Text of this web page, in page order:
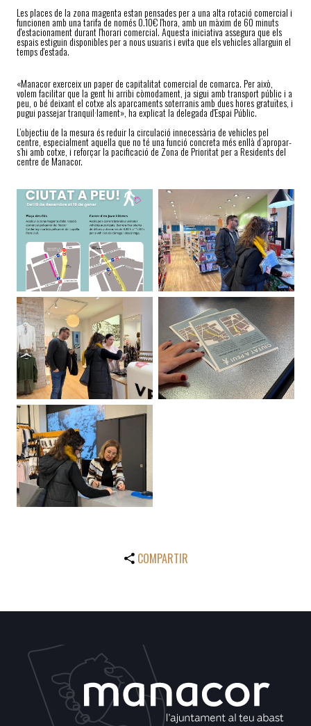
Les places de la zona magenta estan pensades per a una alta rotació comercial i
funcionen amb una tarifa de només 0.10€ l'hora, amb un màxim de 60 minuts
d'estacionament durant l'horari comercial. Aquesta iniciativa assegura que els
espais estiguin disponibles per a nous usuaris i evita que els vehicles allarguin el
temps d'estada.
«Manacor exerceix un paper de capitalitat comercial de comarca. Per això,
volem facilitar que la gent hi arribi còmodament, ja sigui amb transport públic i a
peu, o bé deixant el cotxe als aparcaments soterranis amb dues hores gratuïtes, i
pugui passejar tranquil·lament», ha explicat la delegada d'Espai Públic.
L’objectiu de la mesura és reduir la circulació innecessària de vehicles pel
centre, especialment aquella que no té una funció concreta més enllà d’apropar-
s’hi amb cotxe, i reforçar la pacificació de Zona de Prioritat per a Residents del
centre de Manacor.
COMPARTIR